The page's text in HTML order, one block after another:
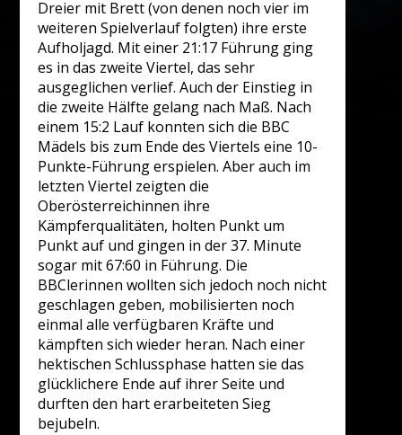
Dreier mit Brett (von denen noch vier im
weiteren Spielverlauf folgten) ihre erste
Aufholjagd. Mit einer 21:17 Führung ging
es in das zweite Viertel, das sehr
ausgeglichen verlief. Auch der Einstieg in
die zweite Hälfte gelang nach Maß. Nach
einem 15:2 Lauf konnten sich die BBC
Mädels bis zum Ende des Viertels eine 10-
Punkte-Führung erspielen. Aber auch im
letzten Viertel zeigten die
Oberösterreichinnen ihre
Kämpferqualitäten, holten Punkt um
Punkt auf und gingen in der 37. Minute
sogar mit 67:60 in Führung. Die
BBClerinnen wollten sich jedoch noch nicht
geschlagen geben, mobilisierten noch
einmal alle verfügbaren Kräfte und
kämpften sich wieder heran. Nach einer
hektischen Schlussphase hatten sie das
glücklichere Ende auf ihrer Seite und
durften den hart erarbeiteten Sieg
bejubeln.